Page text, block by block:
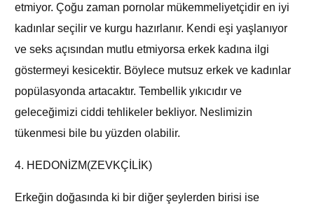
etmiyor. Çoğu zaman pornolar mükemmeliyetçidir en iyi
kadınlar seçilir ve kurgu hazırlanır. Kendi eşi yaşlanıyor
ve seks açısından mutlu etmiyorsa erkek kadına ilgi
göstermeyi kesicektir. Böylece mutsuz erkek ve kadınlar
popülasyonda artacaktır. Tembellik yıkıcıdır ve
geleceğimizi ciddi tehlikeler bekliyor. Neslimizin
tükenmesi bile bu yüzden olabilir.
4. HEDONİZM(ZEVKÇİLİK)
Erkeğin doğasında ki bir diğer şeylerden birisi ise